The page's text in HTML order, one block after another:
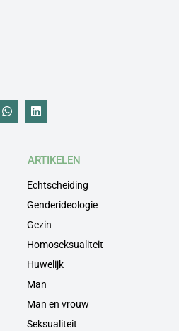
ARTIKELEN
Echtscheiding
Genderideologie
Gezin
Homoseksualiteit
Huwelijk
Man
Man en vrouw
Seksualiteit